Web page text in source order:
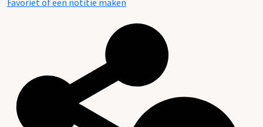
Favoriet of een notitie maken